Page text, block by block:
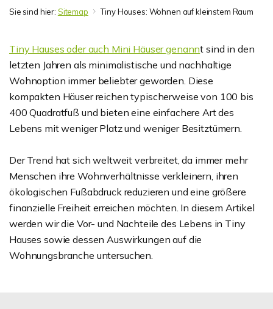
Sie sind hier: Sitemap Tiny Houses: Wohnen auf kleinstem Raum
Tiny Hauses oder auch Mini Häuser genannt sind in den
letzten Jahren als minimalistische und nachhaltige
Wohnoption immer beliebter geworden. Diese
kompakten Häuser reichen typischerweise von 100 bis
400 Quadratfuß und bieten eine einfachere Art des
Lebens mit weniger Platz und weniger Besitztümern.
Der Trend hat sich weltweit verbreitet, da immer mehr
Menschen ihre Wohnverhältnisse verkleinern, ihren
ökologischen Fußabdruck reduzieren und eine größere
finanzielle Freiheit erreichen möchten. In diesem Artikel
werden wir die Vor- und Nachteile des Lebens in Tiny
Hauses sowie dessen Auswirkungen auf die
Wohnungsbranche untersuchen.